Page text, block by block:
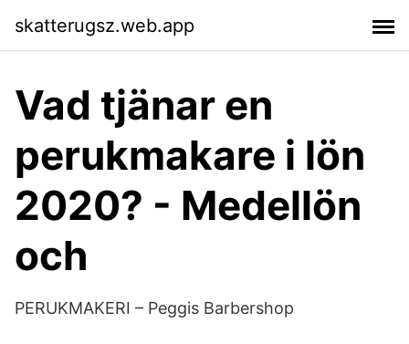
skatterugsz.web.app
Vad tjänar en
perukmakare i lön
2020? - Medellön
och
PERUKMAKERI – Peggis Barbershop